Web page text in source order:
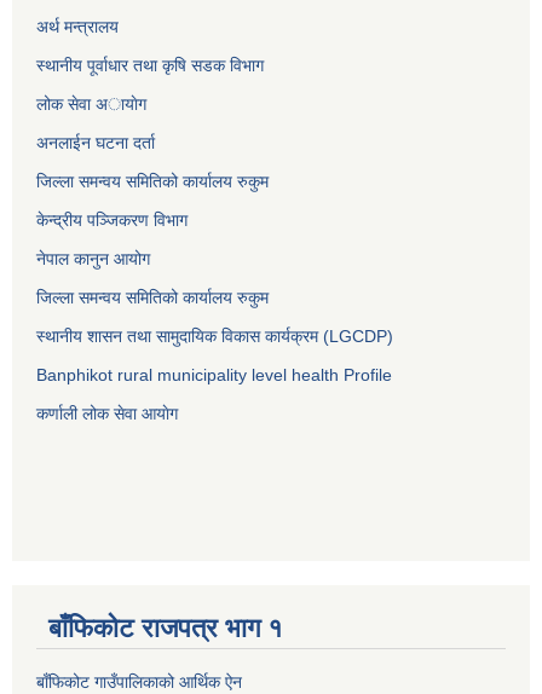
अर्थ मन्त्रालय
स्थानीय पूर्वाधार तथा कृषि सडक विभाग
लोक सेवा अायाेग
अनलाईन घटना दर्ता
जिल्ला समन्वय समितिको कार्यालय रुकुम
केन्द्रीय पञ्जिकरण विभाग
नेपाल कानुन आयोग
जिल्ला समन्वय समितिको कार्यालय रुकुम
स्थानीय शासन तथा सामुदायिक विकास कार्यक्रम (LGCDP)
Banphikot rural municipality level health Profile
कर्णाली लोक सेवा आयाेग
बाँफिकोट राजपत्र भाग १
बाँफिकोट गाउँपालिकाको आर्थिक ऐन